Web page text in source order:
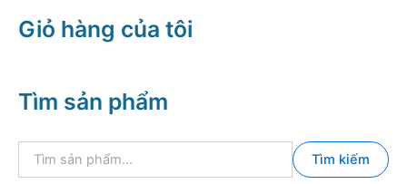
Giỏ hàng của tôi
Tìm sản phẩm
Tìm kiếm